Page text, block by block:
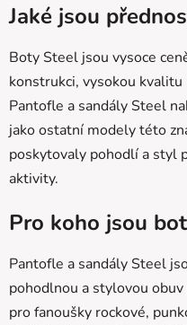
Jaké jsou
Boty Steel jsou vysoce
konstrukci, vysokou
Pantofle a sandály Steel
jako ostatní modely této
poskytovaly pohodlí a styl
aktivity.
Pro koho jsou
Pantofle a sandály Steel
pohodlnou a stylovou
pro fanoušky rockové,